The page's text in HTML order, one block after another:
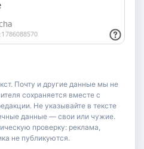
Почту и другие данные мы не
сохраняется вместе с
Не указывайте в тексте
данные — свои или чужие.
проверку: реклама,
не публикуются.